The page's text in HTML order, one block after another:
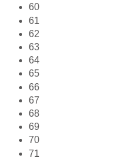
60
61
62
63
64
65
66
67
68
69
70
71